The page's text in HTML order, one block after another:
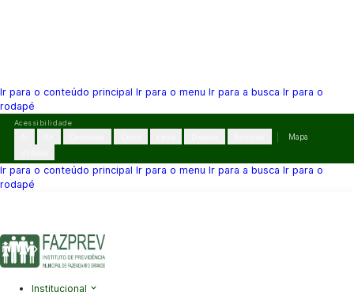
Ir para o conteúdo principal Ir para o menu Ir para a busca Ir para o
rodapé
Pular
conteúdo
Acessibilidade
Mapa
Ir para o conteúdo principal Ir para o menu Ir para a busca Ir para o
rodapé
Institucional